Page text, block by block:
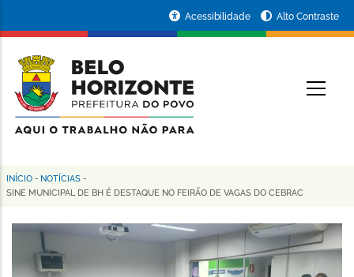
conteúdo
principal
da
Prefeitura
de
Horizonte
Acessibilidade Alto Contraste
Trilha
navegação
INÍCIO - NOTÍCIAS -
SINE MUNICIPAL DE BH É DESTAQUE NO FEIRÃO DE VAGAS DO CEBRAC